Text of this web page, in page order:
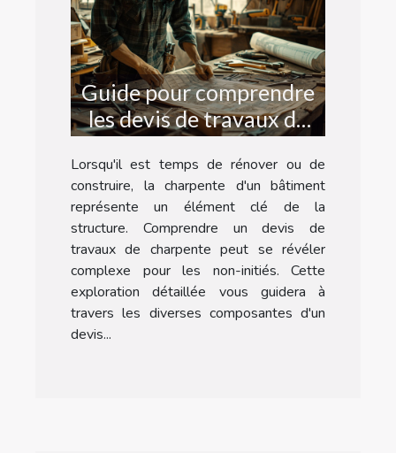
Guide pour comprendre
les devis de travaux de
charpente
Lorsqu'il est temps de rénover ou de
construire, la charpente d'un bâtiment
représente un élément clé de la
structure. Comprendre un devis de
travaux de charpente peut se révéler
complexe pour les non-initiés. Cette
exploration détaillée vous guidera à
travers les diverses composantes d'un
devis...